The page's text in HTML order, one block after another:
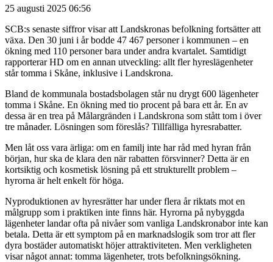
25 augusti 2025 06:56
SCB:s senaste siffror visar att Landskronas befolkning fortsätter att
växa. Den 30 juni i år bodde 47 467 personer i kommunen – en
ökning med 110 personer bara under andra kvartalet. Samtidigt
rapporterar HD om en annan utveckling: allt fler hyreslägenheter
står tomma i Skåne, inklusive i Landskrona.
Bland de kommunala bostadsbolagen står nu drygt 600 lägenheter
tomma i Skåne. En ökning med tio procent på bara ett år. En av
dessa är en trea på Målargränden i Landskrona som stått tom i över
tre månader. Lösningen som föreslås? Tillfälliga hyresrabatter.
Men låt oss vara ärliga: om en familj inte har råd med hyran från
början, hur ska de klara den när rabatten försvinner? Detta är en
kortsiktig och kosmetisk lösning på ett strukturellt problem –
hyrorna är helt enkelt för höga.
Nyproduktionen av hyresrätter har under flera år riktats mot en
målgrupp som i praktiken inte finns här. Hyrorna på nybyggda
lägenheter landar ofta på nivåer som vanliga Landskronabor inte kan
betala. Detta är ett symptom på en marknadslogik som tror att fler
dyra bostäder automatiskt höjer attraktiviteten. Men verkligheten
visar något annat: tomma lägenheter, trots befolkningsökning.